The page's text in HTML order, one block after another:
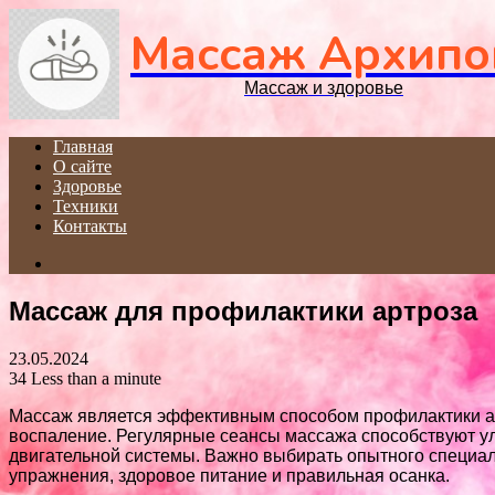
Массаж
Массаж и здоровье
Главная
О сайте
Здоровье
Техники
Контакты
Массаж для профилактики артроза
23.05.2024
34 Less than a minute
Массаж является эффективным способом профилактики
воспаление. Регулярные сеансы массажа способствуют
двигательной системы. Важно выбирать опытного
упражнения, здоровое питание и правильная осанка.